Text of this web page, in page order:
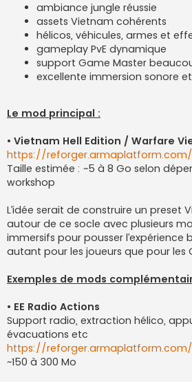
ambiance jungle réussie
assets Vietnam cohérents
hélicos, véhicules, armes et
gameplay PvE dynamique
support Game Master
excellente immersion sonore
Le mod principal :
• Vietnam Hell Edition / Warfare
https://reforger.armaplatform.com/
Taille estimée : ~5 à 8 Go selon
workshop
L’idée serait de construire un preset
autour de ce socle avec plusieurs
immersifs pour pousser l’expérience
autant pour les joueurs que pour les
Exemples de mods
• EE Radio Actions
Support radio, extraction hélico,
évacuations etc
https://reforger.armaplatform.com/
~150 à 300 Mo